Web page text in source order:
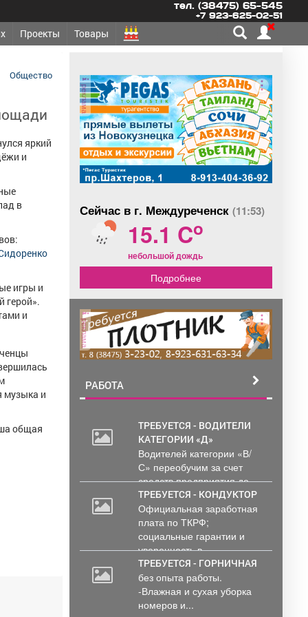
тел. (38475) 65-545
+7 923-625-02-51
Проекты Товары
Общество
яркий
и
в
игры и
герой».
и
музыка и
общая
реклама
Сейчас в г. Междуреченск (11:53)
15.1 Co
небольшой дождь
Подробнее
реклама
РАБОТА
ТРЕБУЕТСЯ - ВОДИТЕЛИ
КАТЕГОРИИ «Д»
Водителей категории «В/
С» переобучим за счет
средств предприятия до...
ТРЕБУЕТСЯ - КОНДУКТОР
Официальная заработная
плата по ТКРФ;
социальные гарантии и
уверенность в...
ТРЕБУЕТСЯ - ГОРНИЧНАЯ
без опыта работы.
-Влажная и сухая уборка
номеров и...